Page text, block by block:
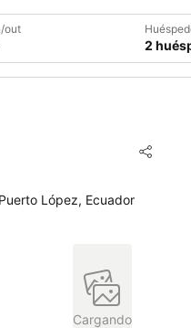
out
2
López, Ecuador
Cargando